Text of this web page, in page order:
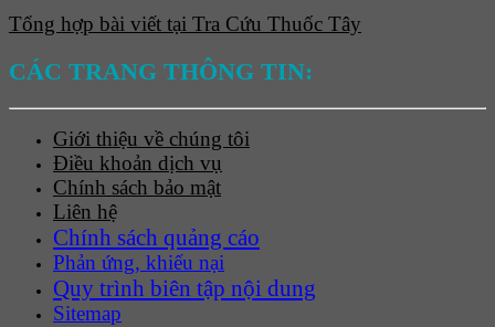
Tổng hợp bài viết tại Tra Cứu Thuốc Tây
CÁC TRANG THÔNG TIN:
Giới thiệu về chúng tôi
Điều khoản dịch vụ
Chính sách bảo mật
Liên hệ
Chính sách quảng cáo
Phản ứng, khiếu nại
Quy trình biên tập nội dung
Sitemap